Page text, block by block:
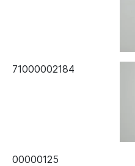
71000002184
00000125